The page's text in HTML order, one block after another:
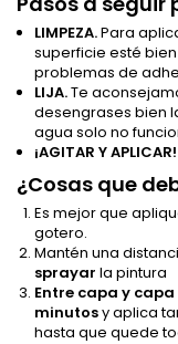
LIMPEZA.Para
superficie esté
problemas de
LIJA.Te
desengrases bien
agua solo no
¡AGITAR Y APLICAR!
¿Cosas que
Es mejor que
gotero.
Mantén una
sprayar la pintura
Entre capa y capa
minutosy aplica
hasta que quede